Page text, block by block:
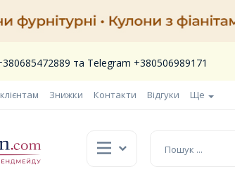
та Telegram +380506989171
Знижки Контакти Відгуки Ще